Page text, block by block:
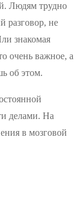
Людям трудно
разговор, не
знакомая
очень важное, а
об этом.
делами. На
в мозговой